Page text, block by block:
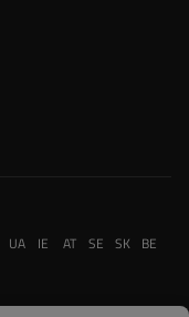
UA IE AT SE SK BE